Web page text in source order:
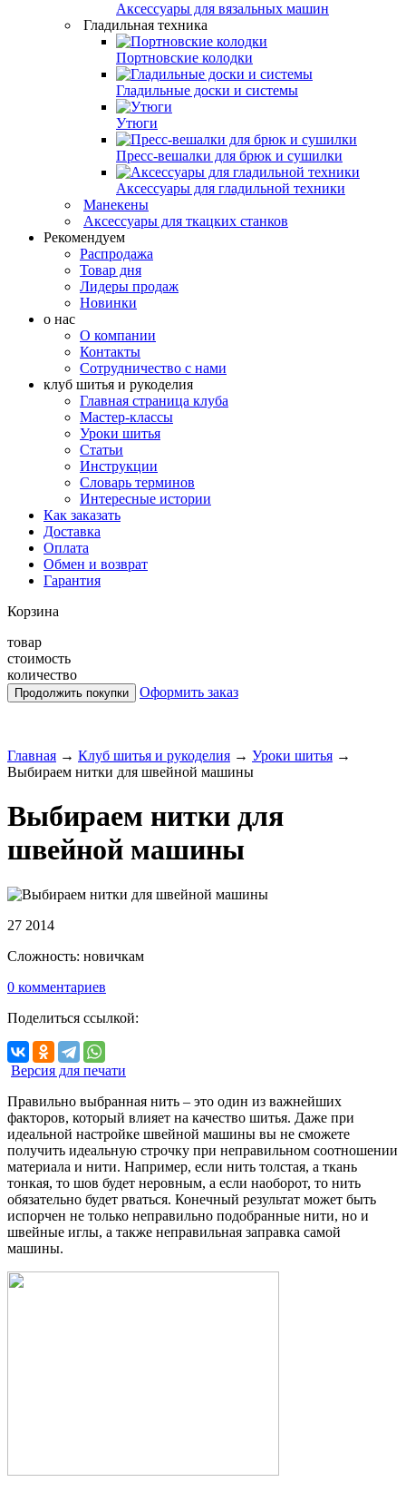
Аксессуары для вязальных машин
Гладильная техника
Портновские колодки
Гладильные доски и системы
Утюги
Пресс-вешалки для брюк и сушилки
Аксессуары для гладильной техники
Манекены
Аксессуары для ткацких станков
Рекомендуем
Распродажа
Товар дня
Лидеры продаж
Новинки
о нас
О компании
Контакты
Сотрудничество с нами
клуб шитья и рукоделия
Главная страница клуба
Мастер-классы
Уроки шитья
Статьи
Инструкции
Словарь терминов
Интересные истории
Как заказать
Доставка
Оплата
Обмен и возврат
Гарантия
Корзина
товар
стоимость
количество
Оформить заказ
Главная → Клуб шитья и рукоделия → Уроки шитья →
Выбираем нитки для швейной машины
Выбираем нитки для
швейной машины
27 2014
Сложность: новичкам
0 комментариев
Поделиться ссылкой:
Версия для печати
Правильно выбранная нить – это один из важнейших
факторов, который влияет на качество шитья. Даже при
идеальной настройке швейной машины вы не сможете
получить идеальную строчку при неправильном соотношении
материала и нити. Например, если нить толстая, а ткань
тонкая, то шов будет неровным, а если наоборот, то нить
обязательно будет рваться. Конечный результат может быть
испорчен не только неправильно подобранные нити, но и
швейные иглы, а также неправильная заправка самой
машины.